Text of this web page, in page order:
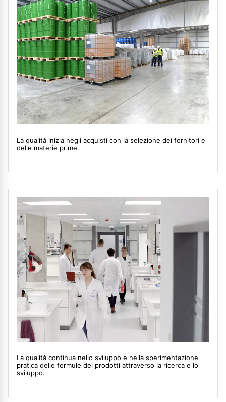
La qualità inizia negli acquisti con la selezione dei fornitori e
delle materie prime.
La qualità continua nello sviluppo e nella sperimentazione
pratica delle formule dei prodotti attraverso la ricerca e lo
sviluppo.